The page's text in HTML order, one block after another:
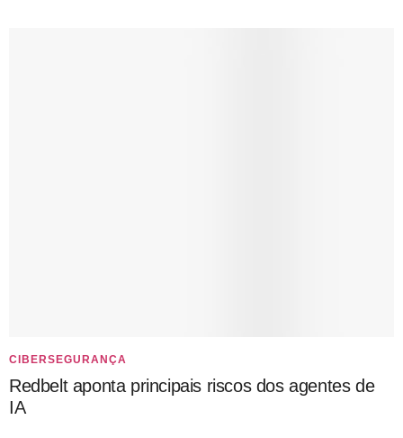
CIBERSEGURANÇA
Redbelt aponta principais riscos dos agentes de
IA